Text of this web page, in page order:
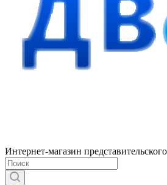
Интернет-магазин